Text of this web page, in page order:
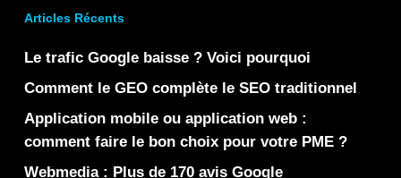
Articles Récents
Le trafic Google baisse ? Voici pourquoi
Comment le GEO complète le SEO traditionnel
Application mobile ou application web :
comment faire le bon choix pour votre PME ?
Webmedia : Plus de 170 avis Google